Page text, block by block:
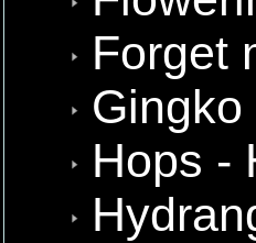
Forget
Hops -